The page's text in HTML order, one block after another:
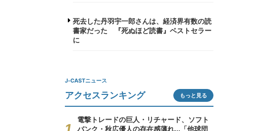
死去した丹羽宇一郎さんは、経済界有数の読
書家だった 『死ぬほど読書』ベストセラー
に
J-CASTニュース
アクセスランキング もっと見る
電撃トレードの巨人・リチャード、ソフト
バンク・秋広優人の存在感薄れ...「他球団